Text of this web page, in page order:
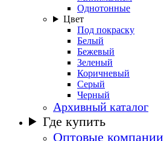
Однотонные
Цвет
Под покраску
Белый
Бежевый
Зеленый
Коричневый
Серый
Черный
Архивный каталог
Где купить
Оптовые компании